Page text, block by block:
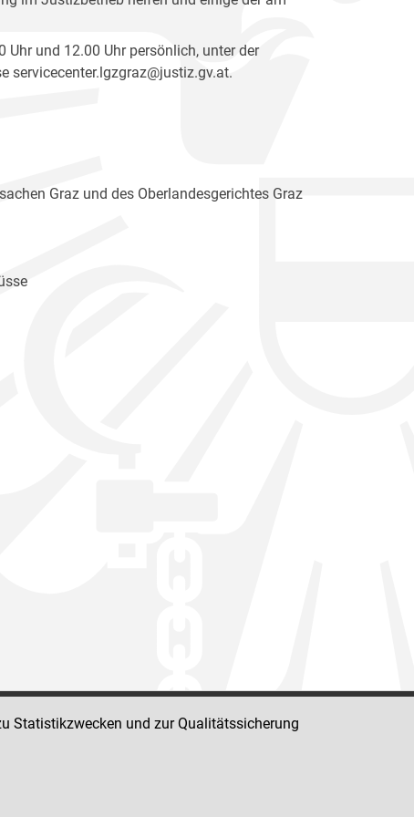
und 12.00 Uhr persönlich, unter der
servicecenter.lgzgraz@justiz.gv.at.
Graz und des Oberlandesgerichtes Graz
Statistikzwecken und zur Qualitätssicherung